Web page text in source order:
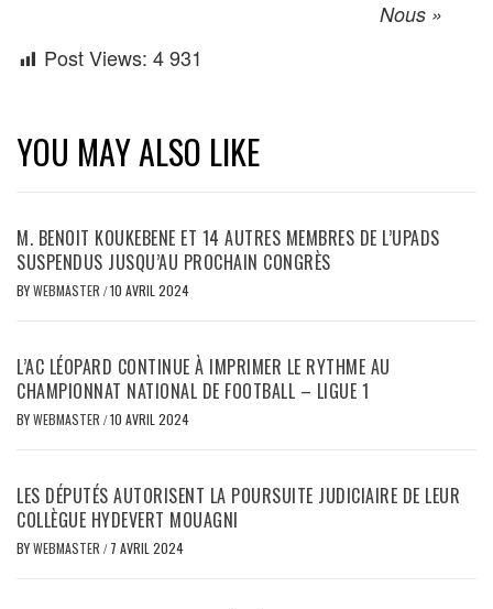
Nous »
Post Views: 4 931
YOU MAY ALSO LIKE
M. BENOIT KOUKEBENE ET 14 AUTRES MEMBRES DE L’UPADS
SUSPENDUS JUSQU’AU PROCHAIN CONGRÈS
BYWEBMASTER /10 AVRIL 2024
L’AC LÉOPARD CONTINUE À IMPRIMER LE RYTHME AU
CHAMPIONNAT NATIONAL DE FOOTBALL – LIGUE 1
BYWEBMASTER /10 AVRIL 2024
LES DÉPUTÉS AUTORISENT LA POURSUITE JUDICIAIRE DE LEUR
COLLÈGUE HYDEVERT MOUAGNI
BYWEBMASTER / 7 AVRIL 2024